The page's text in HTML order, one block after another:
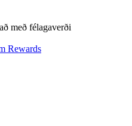
með félagaverði
Rewards